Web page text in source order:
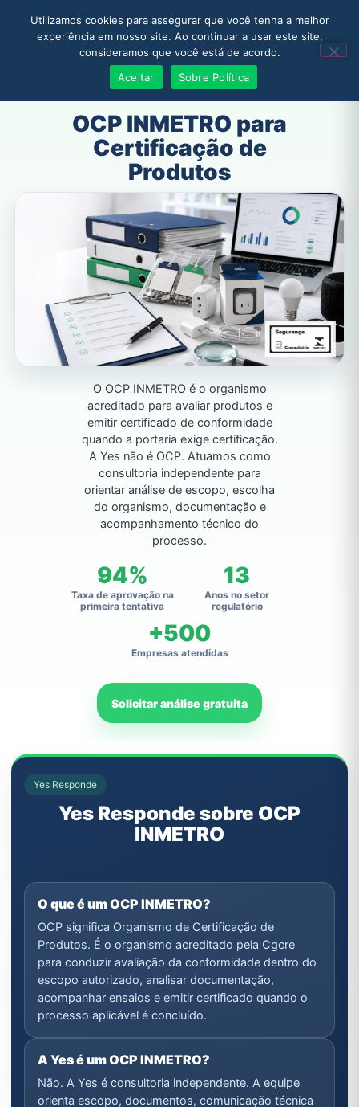
Solicitar Orçamento
OCP INMETRO para
Certificação de
Produtos
O OCP INMETRO é o organismo
acreditado para avaliar produtos e
emitir certificado de conformidade
quando a portaria exige certificação.
A Yes não é OCP. Atuamos como
consultoria independente para
orientar análise de escopo, escolha
do organismo, documentação e
acompanhamento técnico do
processo.
94%
Taxa de aprovação na
primeira tentativa
13
Anos no setor
regulatório
+500
Empresas atendidas
Solicitar análise gratuita
Yes Responde
Yes Responde sobre OCP
INMETRO
O que é um OCP INMETRO?
OCP significa Organismo de Certificação de
Produtos. É o organismo acreditado pela Cgcre
para conduzir avaliação da conformidade dentro do
escopo autorizado, analisar documentação,
acompanhar ensaios e emitir certificado quando o
processo aplicável é concluído.
A Yes é um OCP INMETRO?
Não. A Yes é consultoria independente. A equipe
orienta escopo, documentos, comunicação técnica
Utilizamos cookies para assegurar que você tenha a melhor
experiência em nosso site. Ao continuar a usar este site,
consideramos que você está de acordo.
Aceitar
Sobre Política